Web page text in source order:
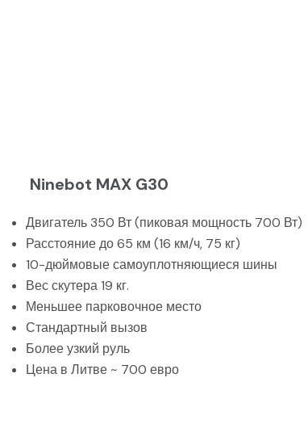
Ninebot MAX G30
Двигатель 350 Вт (пиковая мощность 700 Вт)
Расстояние до 65 км (16 км/ч, 75 кг)
10-дюймовые самоуплотняющиеся шины
Вес скутера 19 кг.
Меньшее парковочное место
Стандартный вызов
Более узкий руль
Цена в Литве ~ 700 евро